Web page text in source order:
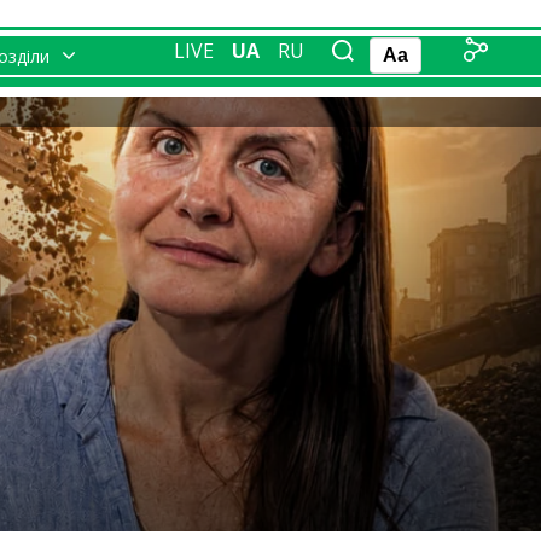
LIVE UA RU Aa